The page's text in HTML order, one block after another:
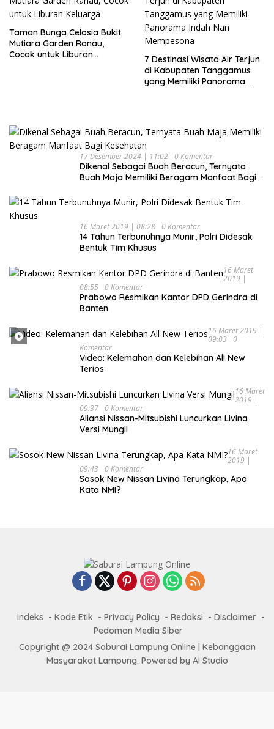
Taman Bunga Celosia Bukit
Mutiara Garden Ranau,
Cocok untuk Liburan
7 Destinasi Wisata Air Terjun
di Kabupaten Tanggamus
yang Memiliki Panorama
17 Desember 2024 | 11:02 0 Komentar
Dikenal Sebagai Buah Beracun, Ternyata
Buah Maja Memiliki Beragam Manfaat Bagi
16 Maret 2019 | 08:28 0 Komentar
14 Tahun Terbunuhnya Munir, Polri Didesak
Bentuk Tim Khusus
16 Maret
2019 |
08:55 0 Komentar
Prabowo Resmikan Kantor DPD Gerindra di
Banten
16 Maret 2019 |
09:03
0
Komentar
Video: Kelemahan dan Kelebihan All New
Terios
16 Maret
2019 |
09:37 0 Komentar
Aliansi Nissan-Mitsubishi Luncurkan Livina
Versi Mungil
16 Maret
2019 |
09:43
0 Komentar
Sosok New Nissan Livina Terungkap, Apa
Kata NMI?
Indeks Kode Etik Privacy Policy Redaksi
Disclaimer
Pedoman Media Siber
Copyright @ 2024 Saburai Lampung Online | Kebanggaan
Masyarakat Lampung. Powered by AI Studio